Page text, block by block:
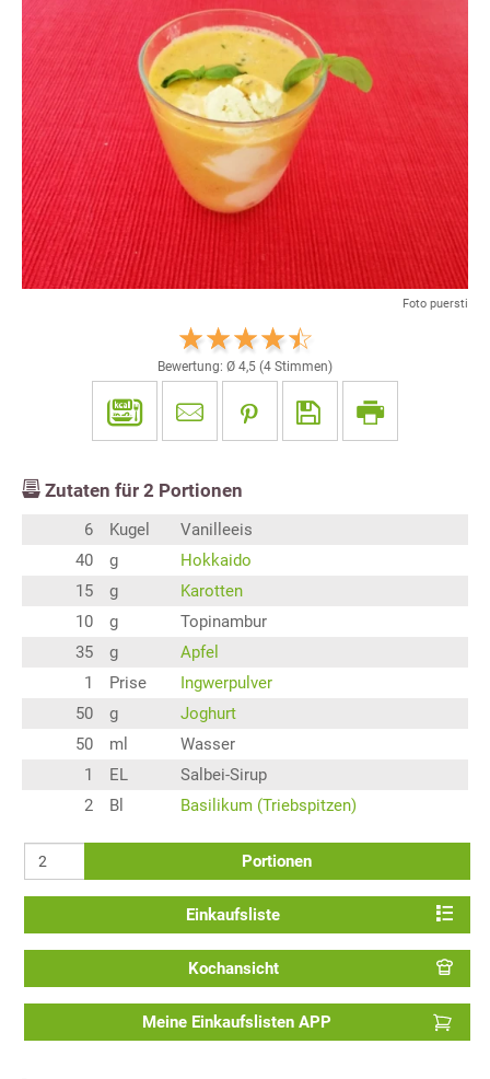
Foto puersti
Bewertung: Ø 4,5 (4 Stimmen)
Zutaten für 2 Portionen
6 Kugel
Vanilleeis
40
g
Hokkaido
15
g
Karotten
10
g
Topinambur
35
g
Apfel
1
Prise
Ingwerpulver
50
g
Joghurt
50
ml
Wasser
1
EL
Salbei-Sirup
2
Bl Basilikum (Triebspitzen)
Portionen
Einkaufsliste
Kochansicht
Meine Einkaufslisten APP